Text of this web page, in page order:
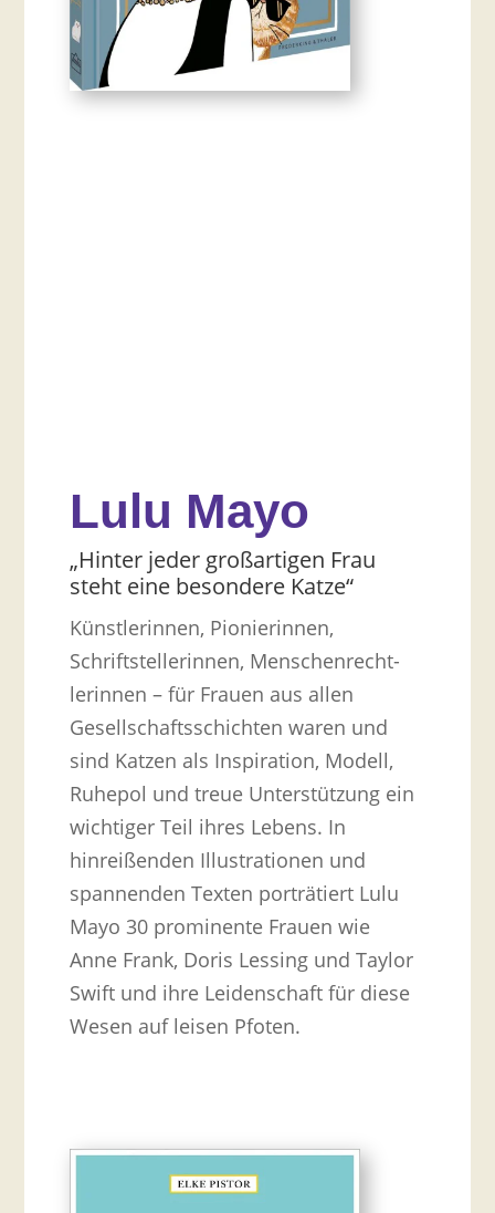
Lulu Mayo
„Hinter jeder großartigen Frau
steht eine besondere Katze“
Künstlerinnen, Pionierinnen,
Schriftstellerinnen, Menschenrecht­
lerinnen – für Frauen aus allen
Gesellschaftsschichten waren und
sind Katzen als Inspiration, Modell,
Ruhepol und treue Unterstützung ein
wichtiger Teil ihres Lebens. In
hinreißenden Illustrationen und
spannenden Texten porträtiert Lulu
Mayo 30 prominente Frauen wie
Anne Frank, Doris Lessing und Taylor
Swift und ihre Leidenschaft für diese
Wesen auf leisen Pfoten.